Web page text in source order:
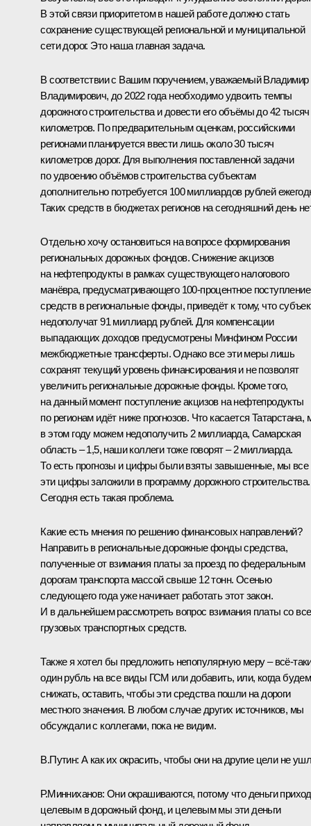
В этой связи приоритетом в нашей работе должно стать
сохранение существующей региональной и муниципальной
сети дорог. Это наша главная задача.
В соответствии с Вашим поручением, уважаемый Владимир
Владимирович, до 2022 года необходимо удвоить темпы
дорожного строительства и довести его объёмы до 42 тысяч
километров. По предварительным оценкам, российскими
регионами планируется ввести лишь около 30 тысяч
километров дорог. Для выполнения поставленной задачи
по удвоению объёмов строительства субъектам
дополнительно потребуется 100 миллиардов рублей
Таких средств в бюджетах регионов на сегодняшний день
Отдельно хочу остановиться на вопросе формирования
региональных дорожных фондов. Снижение акцизов
на нефтепродукты в рамках существующего налогового
манёвра, предусматривающего 100-процентное поступление
средств в региональные фонды, приведёт к тому, что
недополучат 91 миллиард рублей. Для компенсации
выпадающих доходов предусмотрены Минфином России
межбюджетные трансферты. Однако все эти меры лишь
сохранят текущий уровень финансирования и не позволят
увеличить региональные дорожные фонды. Кроме того,
на данный момент поступление акцизов на нефтепродукты
по регионам идёт ниже прогнозов. Что касается Татарстана,
в этом году можем недополучить 2 миллиарда, Самарская
область – 1,5, наши коллеги тоже говорят – 2 миллиарда.
То есть прогнозы и цифры были взяты завышенные, мы все
эти цифры заложили в программу дорожного строительства.
Сегодня есть такая проблема.
Какие есть мнения по решению финансовых направлений?
Направить в региональные дорожные фонды средства,
полученные от взимания платы за проезд по федеральным
дорогам транспорта массой свыше 12 тонн. Осенью
следующего года уже начинает работать этот закон.
И в дальнейшем рассмотреть вопрос взимания платы со
грузовых транспортных средств.
Также я хотел бы предложить непопулярную меру –
один рубль на все виды ГСМ или добавить, или, когда будем
снижать, оставить, чтобы эти средства пошли на дороги
местного значения. В любом случае других источников, мы
обсуждали с коллегами, пока не видим.
В.Путин: А как их окрасить, чтобы они на другие цели не
Р.Минниханов: Они окрашиваются, потому что деньги
целевым в дорожный фонд, и целевым мы эти деньги